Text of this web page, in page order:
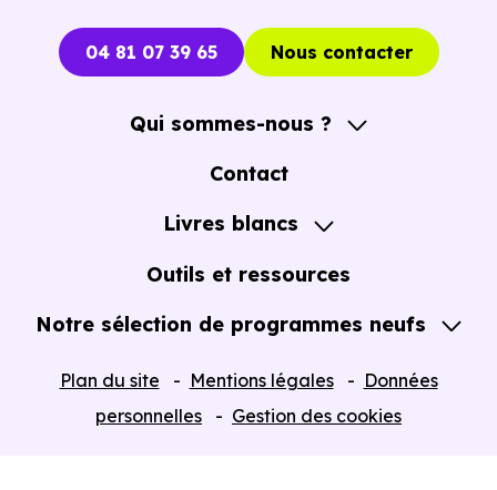
les opportunités concrètes.
04 81 07 39 65 Nous contacter
Qui sommes-nous ?
A propos
Contact
Livres blancs
Guide de l'Achat immobilier neuf en VEFA
Outils et ressources
Notre sélection de programmes neufs
Plan du site Mentions légales
Données
personnelles
Gestion des cookies